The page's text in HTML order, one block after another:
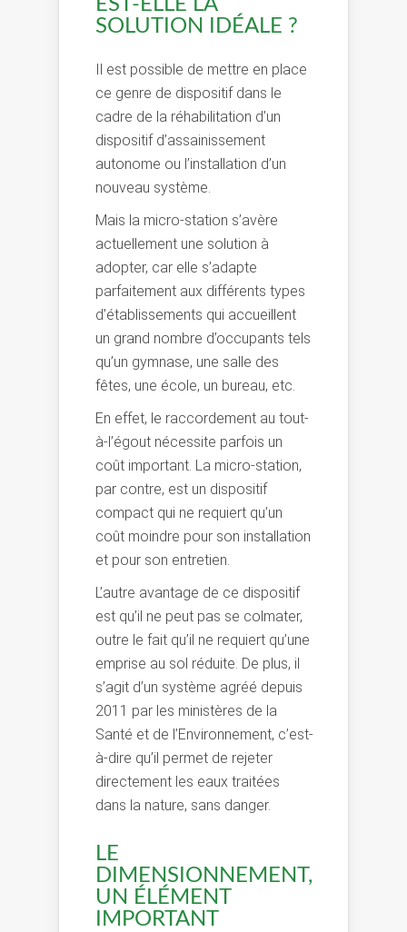
SOLUTION IDÉALE ?
Il est possible de mettre en place
ce genre de dispositif dans le
cadre de la réhabilitation d’un
dispositif d’assainissement
autonome ou l’installation d’un
nouveau système.
Mais la micro-station s’avère
actuellement une solution à
adopter, car elle s’adapte
parfaitement aux différents types
d’établissements qui accueillent
un grand nombre d’occupants tels
qu’un gymnase, une salle des
fêtes, une école, un bureau, etc.
En effet, le raccordement au tout-
à-l’égout nécessite parfois un
coût important. La micro-station,
par contre, est un dispositif
compact qui ne requiert qu’un
coût moindre pour son installation
et pour son entretien.
L’autre avantage de ce dispositif
est qu’il ne peut pas se colmater,
outre le fait qu’il ne requiert qu’une
emprise au sol réduite. De plus, il
s’agit d’un système agréé depuis
2011 par les ministères de la
Santé et de l’Environnement, c’est-
à-dire qu’il permet de rejeter
directement les eaux traitées
dans la nature, sans danger.
LE
DIMENSIONNEMENT,
UN ÉLÉMENT
IMPORTANT